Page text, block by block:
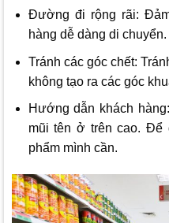
Đường đi rộng rãi:
hàng dễ dàng di
Tránh các góc chết:
không tạo ra các góc
Hướng dẫn khách
mũi tên ở trên cao. Để
phẩm mình cần.